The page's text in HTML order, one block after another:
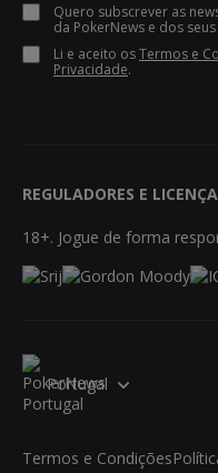
Quero subscrever as
da PokerNews e dos
Li e aceito osTermos e
Privacidade.
REGULADORES E
18+. Jogue de forma
Portugal
Termos e Condições